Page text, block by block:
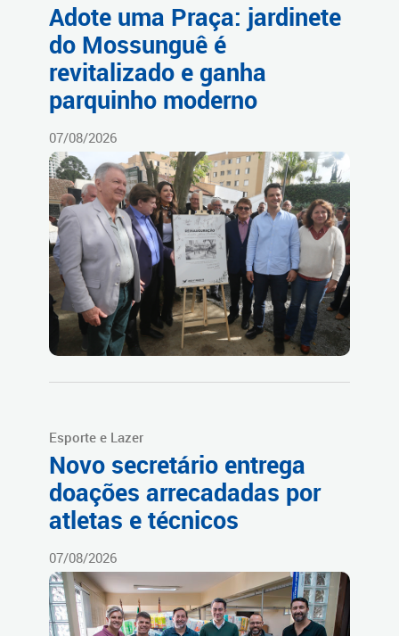
Adote uma Praça: jardinete
do Mossunguê é
revitalizado e ganha
parquinho moderno
07/08/2026
Esporte e Lazer
Novo secretário entrega
doações arrecadadas por
atletas e técnicos
07/08/2026